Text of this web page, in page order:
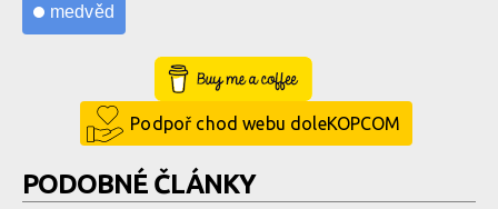
medvěd
Buy Me a Coffee
Podpoř chod webu doleKOPCOM
PODOBNÉ ČLÁNKY